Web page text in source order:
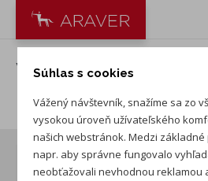
VW Taigo 1.0 TSI
Limited
Súhlas s cookies
Vážený návštevník, snažíme sa zo
vysokou úroveň užívateľského
našich webstránok. Medzi
napr. aby správne fungovalo
neobťažovali nevhodnou reklamou